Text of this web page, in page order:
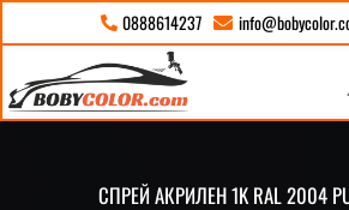
 0888614237 
СПРЕЙ АКРИЛЕН 1K RAL 2004